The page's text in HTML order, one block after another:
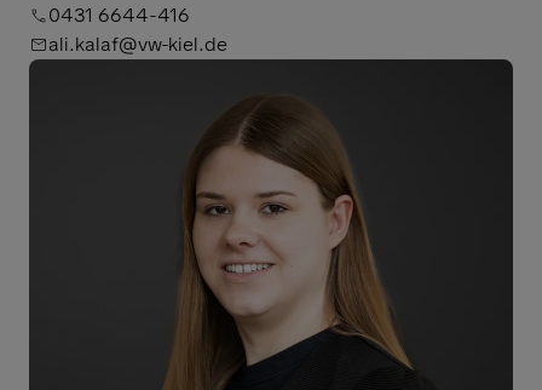
0431 6644-416
ali.kalaf@vw-kiel.de